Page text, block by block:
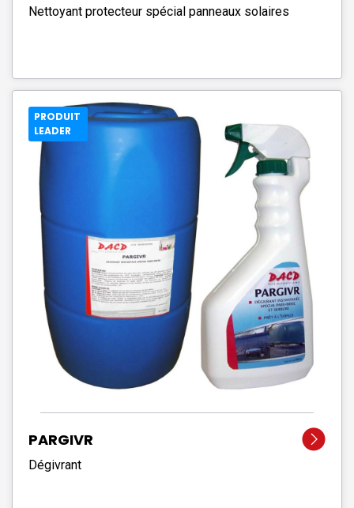
Nettoyant protecteur spécial panneaux solaires
PRODUIT
LEADER
PARGIVR
Dégivrant